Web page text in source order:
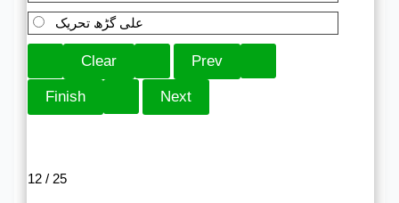
علی گڑھ تحریک
12 / 25